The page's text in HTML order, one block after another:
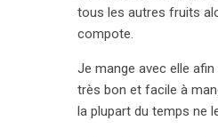
tous les autres fruits
compote.
Je mange avec elle
très bon et facile à
la plupart du temps ne